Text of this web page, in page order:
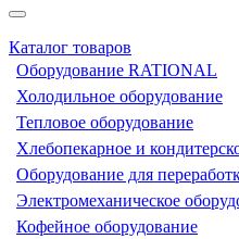
Каталог товаров
Оборудование RATIONAL
Холодильное оборудование
Тепловое оборудование
Хлебопекарное и
Оборудование для
Электромеханическое
Кофейное оборудование